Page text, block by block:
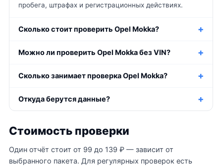
пробега, штрафах и регистрационных действиях.
Сколько стоит проверить Opel Mokka?
Можно ли проверить Opel Mokka без VIN?
Сколько занимает проверка Opel Mokka?
Откуда берутся данные?
Стоимость проверки
Один отчёт стоит от 99 до 139 ₽ — зависит от
выбранного пакета. Для регулярных проверок есть